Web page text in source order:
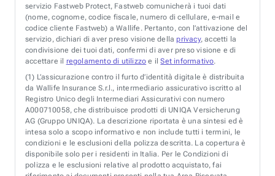
servizio Fastweb Protect, Fastweb comunicherà i tuoi dati
(nome, cognome, codice fiscale, numero di cellulare, e-mail e
codice cliente Fastweb) a Wallife. Pertanto, con l’attivazione del
servizio, dichiari di aver preso visione della privacy, accetti la
condivisione dei tuoi dati, confermi di aver preso visione e di
accettare il regolamento di utilizzo e ilSet informativo.
(1) L’assicurazione contro il furto d’identità digitale è distribuita
da Wallife Insurance S.r.l., intermediario assicurativo iscritto al
Registro Unico degli Intermediari Assicurativi con numero
A000710058, che distribuisce prodotti di UNIQA Versicherung
AG (Gruppo UNIQA). La descrizione riportata è una sintesi ed è
intesa solo a scopo informativo e non include tutti i termini, le
condizioni e le esclusioni della polizza descritta. La copertura è
disponibile solo per i residenti in Italia. Per le Condizioni di
polizza e le esclusioni relative al prodotto acquistato, fai